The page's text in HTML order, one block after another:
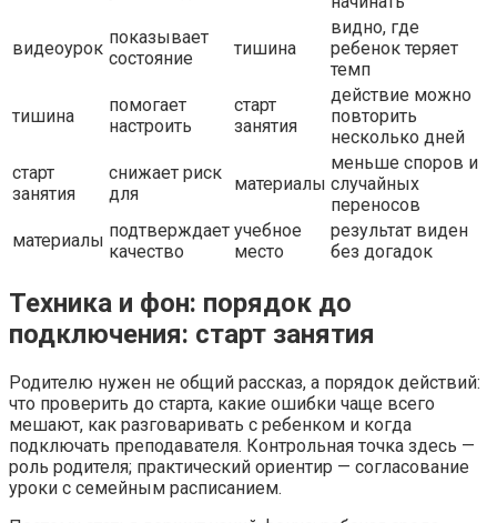
видеоурок
показывает
состояние
тишина
видно, где
ребенок теряет
темп
тишина
помогает
настроить
старт
занятия
действие можно
повторить
несколько дней
старт
занятия
снижает риск
для
материалы
меньше споров и
случайных
переносов
материалы подтверждает
качество
учебное
место
результат виден
без догадок
Техника и фон: порядок до
подключения: старт занятия
Родителю нужен не общий рассказ, а порядок действий:
что проверить до старта, какие ошибки чаще всего
мешают, как разговаривать с ребенком и когда
подключать преподавателя. Контрольная точка здесь —
роль родителя; практический ориентир — согласование
уроки с семейным расписанием.